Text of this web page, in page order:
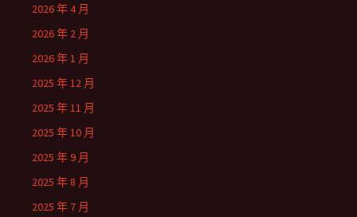
2026 年 4 月
2026 年 2 月
2026 年 1 月
2025 年 12 月
2025 年 11 月
2025 年 10 月
2025 年 9 月
2025 年 8 月
2025 年 7 月